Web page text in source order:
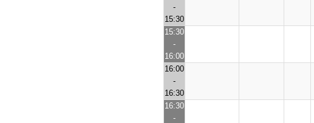
-
15:30
15:30
-
16:00
16:00
-
16:30
16:30
-